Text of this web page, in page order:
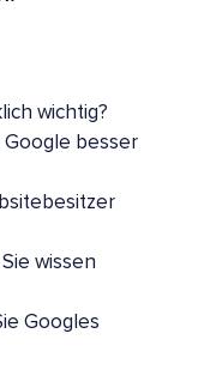
wichtig?
Google besser
wissen
Googles